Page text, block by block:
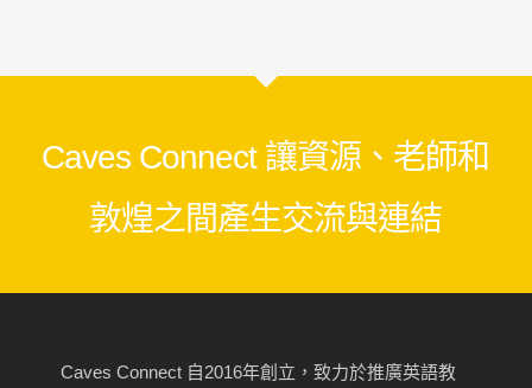
Caves Connect 讓資源、老師和
敦煌之間產生交流與連結
Caves Connect 自2016年創立，致力於推廣英語教